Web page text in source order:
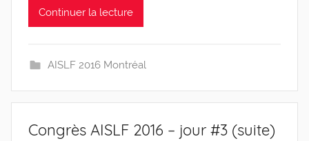
v
i
Continuer la lecture
AISLF 2016 Montréal
Congrès AISLF 2016 – jour #3 (suite)